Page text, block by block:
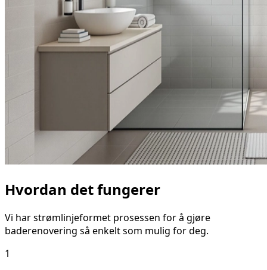
Hvordan det fungerer
Vi har strømlinjeformet prosessen for å gjøre
baderenovering så enkelt som mulig for deg.
1